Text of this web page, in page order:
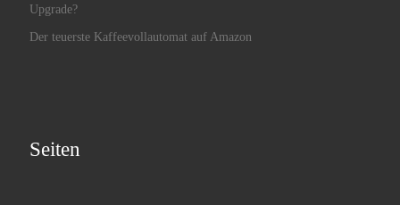
Upgrade?
Der teuerste Kaffeevollautomat auf Amazon
Seiten